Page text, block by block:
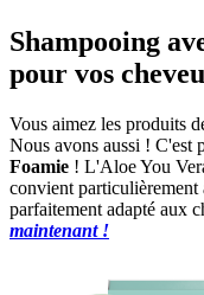
Shampooing
pour vos
Vous aimez les produits
Nous avons aussi ! C'est
Foamie ! L'Aloe You
convient particulièrement
parfaitement adapté aux
maintenant !